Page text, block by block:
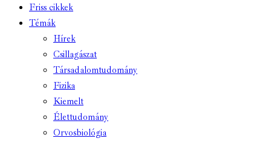
Friss cikkek
Témák
Hírek
Csillagászat
Társadalomtudomány
Fizika
Kiemelt
Élettudomány
Orvosbiológia